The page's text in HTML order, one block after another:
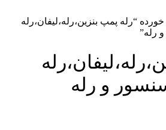
“رله پمپ بنزین،رله،لیفان،رله
و رله”
و رله